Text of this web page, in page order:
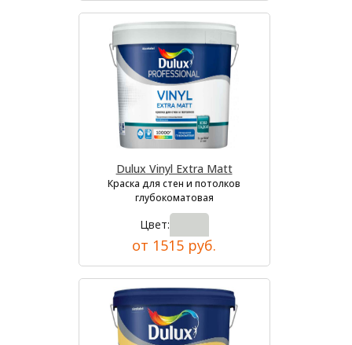
Dulux Vinyl Extra Matt
Краска для стен и потолков
глубокоматовая
Цвет:
от 1515 руб.